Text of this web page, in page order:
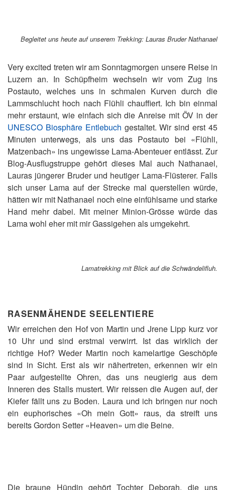
Begleitet uns heute auf unserem Trekking: Lauras Bruder Nathanael
Very excited treten wir am Sonntagmorgen unsere Reise in
Luzern an. In Schüpfheim wechseln wir vom Zug ins
Postauto, welches uns in schmalen Kurven durch die
Lammschlucht hoch nach Flühli chauffiert. Ich bin einmal
mehr erstaunt, wie einfach sich die Anreise mit ÖV in der
UNESCO Biosphäre Entlebuch gestaltet. Wir sind erst 45
Minuten unterwegs, als uns das Postauto bei «Flühli,
Matzenbach» ins ungewisse Lama-Abenteuer entlässt. Zur
Blog-Ausflugstruppe gehört dieses Mal auch Nathanael,
Lauras jüngerer Bruder und heutiger Lama-Flüsterer. Falls
sich unser Lama auf der Strecke mal querstellen würde,
hätten wir mit Nathanael noch eine einfühlsame und starke
Hand mehr dabei. Mit meiner Minion-Grösse würde das
Lama wohl eher mit mir Gassigehen als umgekehrt.
Lamatrekking mit Blick auf die Schwändelifluh.
RASENMÄHENDE SEELENTIERE
Wir erreichen den Hof von Martin und Jrene Lipp kurz vor
10 Uhr und sind erstmal verwirrt. Ist das wirklich der
richtige Hof? Weder Martin noch kamelartige Geschöpfe
sind in Sicht. Erst als wir nähertreten, erkennen wir ein
Paar aufgestellte Ohren, das uns neugierig aus dem
Inneren des Stalls mustert. Wir reissen die Augen auf, der
Kiefer fällt uns zu Boden. Laura und ich bringen nur noch
ein euphorisches «Oh mein Gott» raus, da streift uns
bereits Gordon Setter «Heaven» um die Beine.
Die braune Hündin gehört Tochter Deborah, die uns